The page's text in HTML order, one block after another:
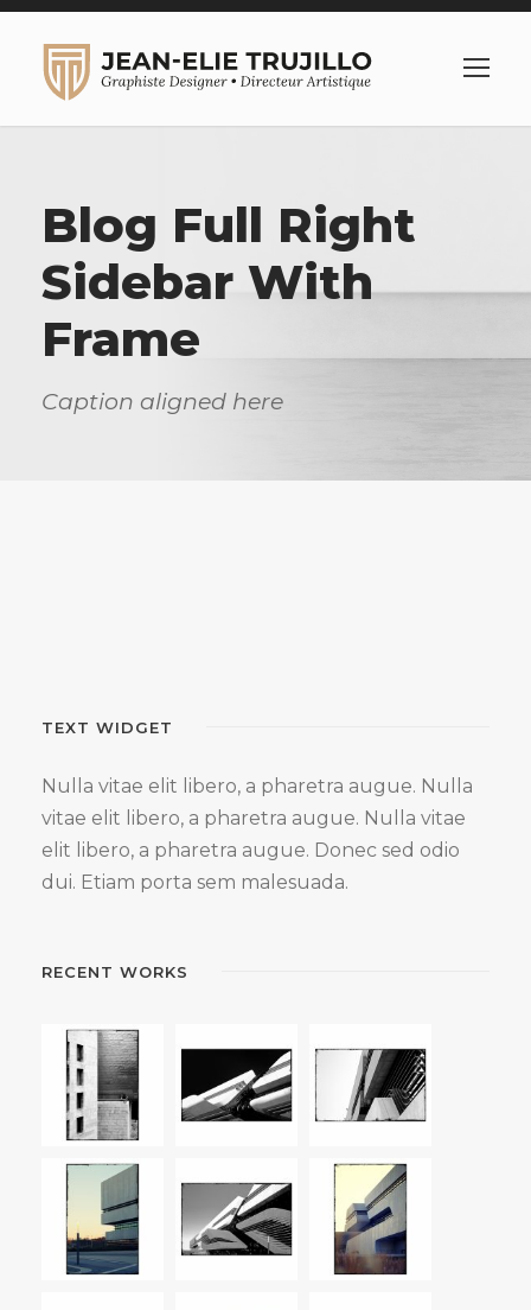
Blog Full Right
Sidebar With
Frame
Caption aligned here
TEXT WIDGET
Nulla vitae elit libero, a pharetra augue. Nulla
vitae elit libero, a pharetra augue. Nulla vitae
elit libero, a pharetra augue. Donec sed odio
dui. Etiam porta sem malesuada.
RECENT WORKS